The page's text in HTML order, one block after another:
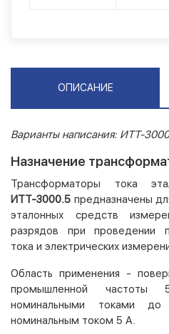
ОПИСАНИЕ
Варианты написания: ИТТ-
Назначение
Трансформаторы тока
ИТТ-3000.5 предназначены
эталонных средств
разрядов при проведении
тока и электрических
Область применения -
промышленной
номинальными токами
номинальным током 5 А.